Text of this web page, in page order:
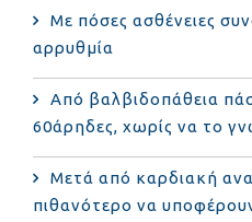
Με πόσες ασθένειες
αρρυθμία
Από βαλβιδοπάθεια
60άρηδες, χωρίς να το
Μετά από καρδιακή
πιθανότερο να